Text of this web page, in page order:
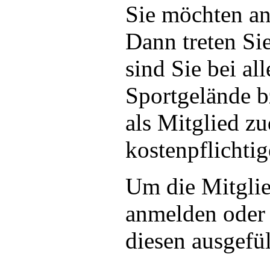
Sie möchten
Dann treten
sind Sie bei
Sportgelände
als Mitglied
Um die
anmelden
diesen